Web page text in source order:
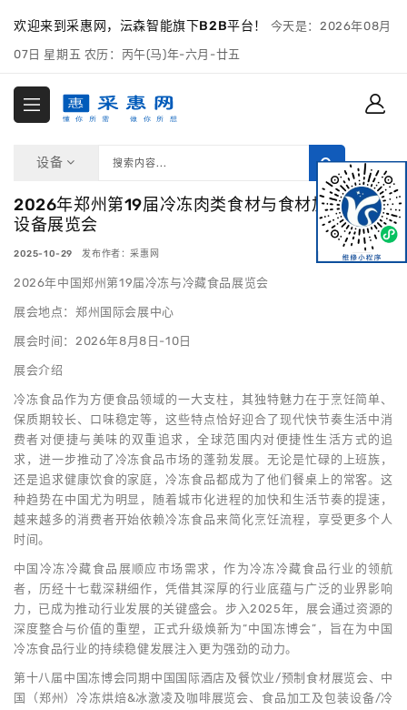
欢迎来到采惠网，沄森智能旗下B2B平台！ 今天是：2026年08月
07日 星期五 农历：丙午(马)年-六月-廿五
设备
2026年郑州第19届冷冻肉类食材与食材加工机械
设备展览会
2025-10-29 发布作者：采惠网
2026年中国郑州第19届冷冻与冷藏食品展览会
展会地点：郑州国际会展中心
展会时间：2026年8月8日-10日
展会介绍
冷冻食品作为方便食品领域的一大支柱，其独特魅力在于烹饪简单、
保质期较长、口味稳定等，这些特点恰好迎合了现代快节奏生活中消
费者对便捷与美味的双重追求，全球范围内对便捷性生活方式的追
求，进一步推动了冷冻食品市场的蓬勃发展。无论是忙碌的上班族，
还是追求健康饮食的家庭，冷冻食品都成为了他们餐桌上的常客。这
种趋势在中国尤为明显，随着城市化进程的加快和生活节奏的提速，
越来越多的消费者开始依赖冷冻食品来简化烹饪流程，享受更多个人
时间。
中国冷冻冷藏食品展顺应市场需求，作为冷冻冷藏食品行业的领航
者，历经十七载深耕细作，凭借其深厚的行业底蕴与广泛的业界影响
力，已成为推动行业发展的关键盛会。步入2025年，展会通过资源的
深度整合与价值的重塑，正式升级焕新为“中国冻博会”，旨在为中国
冷冻食品行业的持续稳健发展注入更为强劲的动力。
第十八届中国冻博会同期中国国际酒店及餐饮业/预制食材展览会、中
国（郑州）冷冻烘焙&冰激凌及咖啡展览会、食品加工及包装设备/冷